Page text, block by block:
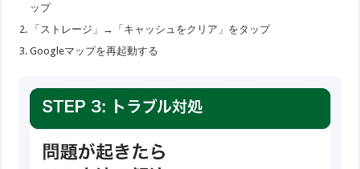
ップ
「ストレージ」→「キャッシュをクリア」をタップ
Googleマップを再起動する